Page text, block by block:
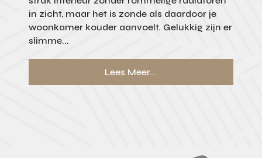
in zicht, maar het is zonde als daardoor je
woonkamer kouder aanvoelt. Gelukkig zijn er
slimme...
Lees Meer...